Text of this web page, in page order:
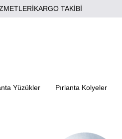
KARGO TAKİBİ
Yüzükler Pırlanta Kolyeler